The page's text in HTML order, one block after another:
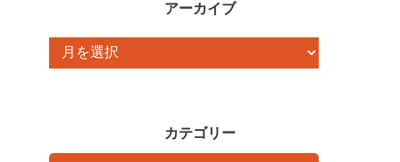
アーカイブ
ー
カテゴリー